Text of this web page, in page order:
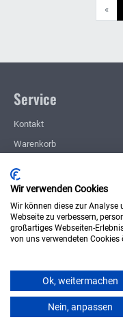
«
Service
Kontakt
Warenkorb
Merkzettel
Meine Downloads
Modellbau Andreas Lassek
Schiffsmodellbau
Wir verwenden Cookies
Wir können diese zur Analyse
Webseite zu verbessern,
großartiges Webseiten-
von uns verwendeten
Ok, weitermachen
Nein, anpassen